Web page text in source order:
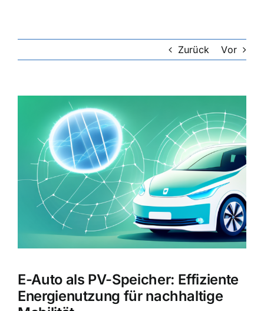
Zurück Vor
grösseres
E-Auto als PV-Speicher: Effiziente
Energienutzung für nachhaltige